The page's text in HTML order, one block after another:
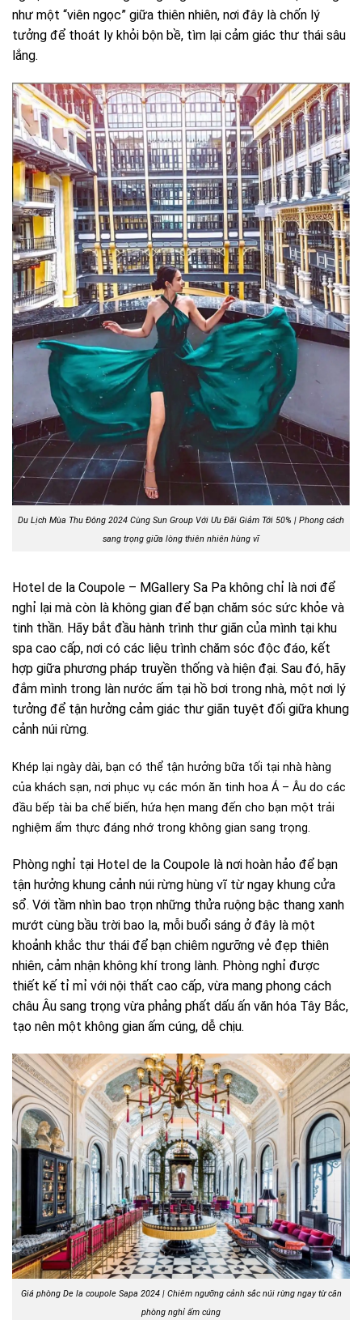
như một “viên ngọc” giữa thiên nhiên, nơi đây là chốn lý
tưởng để thoát ly khỏi bộn bề, tìm lại cảm giác thư thái sâu
lắng.
Du Lịch Mùa Thu Đông 2024 Cùng Sun Group Với Ưu Đãi Giảm Tới 50% | Phong cách
sang trọng giữa lòng thiên nhiên hùng vĩ
Hotel de la Coupole – MGallery Sa Pa không chỉ là nơi để
nghỉ lại mà còn là không gian để bạn chăm sóc sức khỏe và
tinh thần. Hãy bắt đầu hành trình thư giãn của mình tại khu
spa cao cấp, nơi có các liệu trình chăm sóc độc đáo, kết
hợp giữa phương pháp truyền thống và hiện đại. Sau đó, hãy
đắm mình trong làn nước ấm tại hồ bơi trong nhà, một nơi lý
tưởng để tận hưởng cảm giác thư giãn tuyệt đối giữa khung
cảnh núi rừng.
Khép lại ngày dài, bạn có thể tận hưởng bữa tối tại nhà hàng
của khách sạn, nơi phục vụ các món ăn tinh hoa Á – Âu do các
đầu bếp tài ba chế biến, hứa hẹn mang đến cho bạn một trải
nghiệm ẩm thực đáng nhớ trong không gian sang trọng.
Phòng nghỉ tại Hotel de la Coupole là nơi hoàn hảo để bạn
tận hưởng khung cảnh núi rừng hùng vĩ từ ngay khung cửa
sổ. Với tầm nhìn bao trọn những thửa ruộng bậc thang xanh
mướt cùng bầu trời bao la, mỗi buổi sáng ở đây là một
khoảnh khắc thư thái để bạn chiêm ngưỡng vẻ đẹp thiên
nhiên, cảm nhận không khí trong lành. Phòng nghỉ được
thiết kế tỉ mỉ với nội thất cao cấp, vừa mang phong cách
châu Âu sang trọng vừa phảng phất dấu ấn văn hóa Tây Bắc,
tạo nên một không gian ấm cúng, dễ chịu.
Giá phòng De la coupole Sapa 2024 | Chiêm ngưỡng cảnh sắc núi rừng ngay từ căn
phòng nghỉ ấm cúng